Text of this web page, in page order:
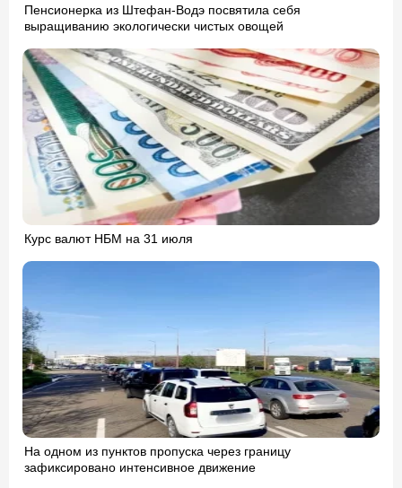
Пенсионерка из Штефан-Водэ посвятила себя
выращиванию экологически чистых овощей
Курс валют НБМ на 31 июля
На одном из пунктов пропуска через границу
зафиксировано интенсивное движение